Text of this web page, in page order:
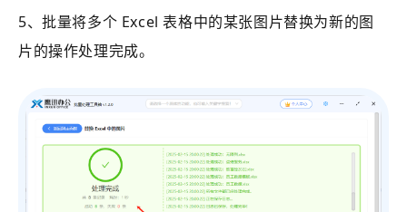
5、批量将多个 Excel 表格中的某张图片替换为新的图
片的操作处理完成。